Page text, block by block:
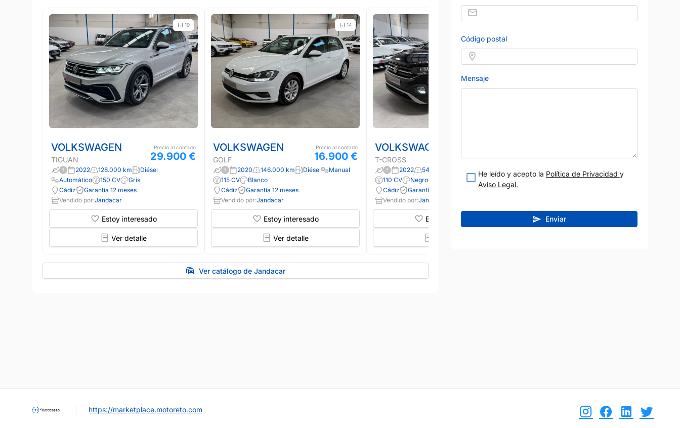
19
VOLKSWAGEN
TIGUAN
Precio al contado
29.900 €
2022 128.000 km
Diésel
Automático
150 CV
Gris
Cádiz
Garantía 12 meses
Vendido por:Jandacar
Estoy interesado
Ver detalle
14
VOLKSWAGEN
GOLF
Precio al contado
16.900 €
2020 146.000 km Diésel
Manual
115 CV
Blanco
Cádiz
Garantía 12 meses
Vendido por:Jandacar
Estoy interesado
Ver detalle
VOLKSWAGEN
T-CROSS 17.900 €
2022 54.000 km Gasolina
Manual
110 CV
Negro
Cádiz
Garantía 12 meses
Vendido por:Jandacar
Estoy interesado
X1
2020 108.000 km
116 CV
Gris
Ver catálogo de Jandacar
Código postal
Mensaje
He leído y acepto la Política de Privacidad y
Aviso Legal.
Enviar
https://marketplace.motoreto.com